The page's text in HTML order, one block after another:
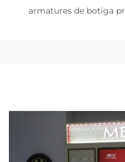
armatures de botiga